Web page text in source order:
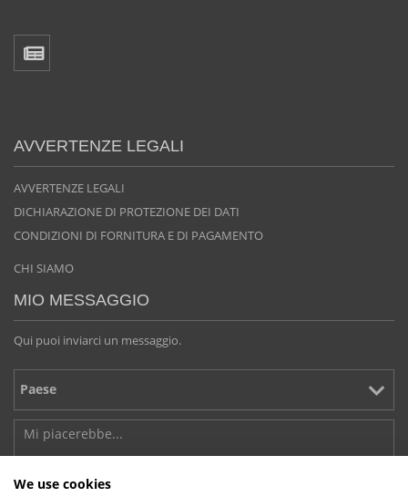
AVVERTENZE LEGALI
AVVERTENZE LEGALI
DICHIARAZIONE DI PROTEZIONE DEI DATI
CONDIZIONI DI FORNITURA E DI PAGAMENTO
CHI SIAMO
MIO MESSAGGIO
Qui puoi inviarci un messaggio.
We use cookies